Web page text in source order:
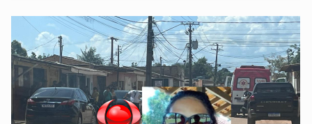
territoriais e sociais